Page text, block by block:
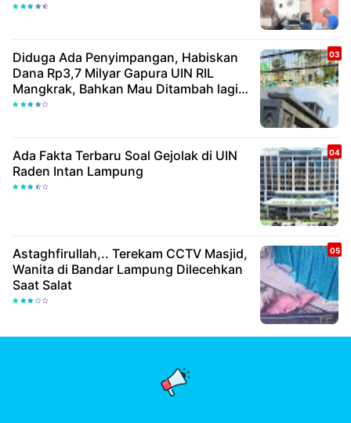
Diduga Ada Penyimpangan, Habiskan
Dana Rp3,7 Milyar Gapura UIN RIL
Mangkrak, Bahkan Mau Ditambah lagi 7
Milyar
Ada Fakta Terbaru Soal Gejolak di UIN
Raden Intan Lampung
Astaghfirullah,.. Terekam CCTV Masjid,
Wanita di Bandar Lampung Dilecehkan
Saat Salat